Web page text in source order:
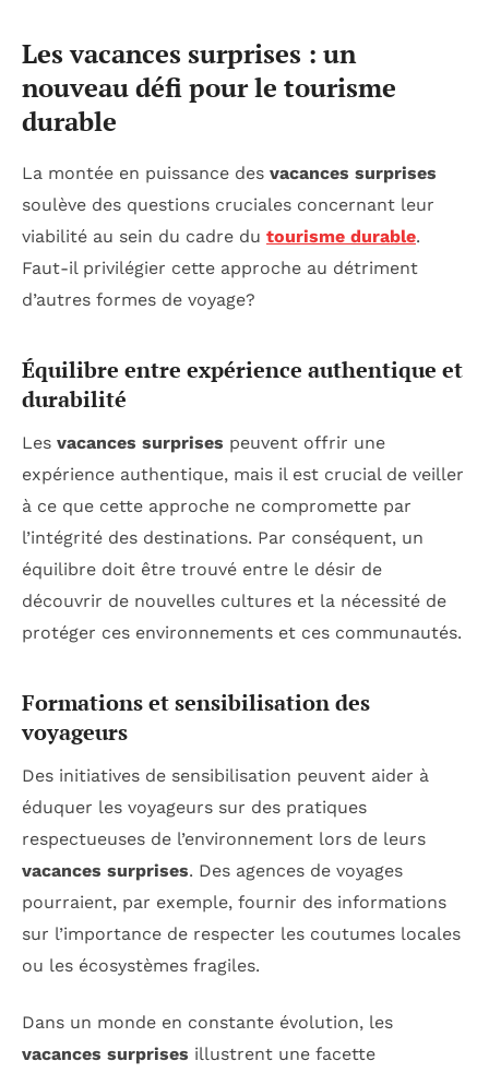
Les vacances surprises : un
nouveau défi pour le tourisme
durable
La montée en puissance des vacances surprises
soulève des questions cruciales concernant leur
viabilité au sein du cadre du tourisme durable.
Faut-il privilégier cette approche au détriment
d’autres formes de voyage?
Équilibre entre expérience authentique et
durabilité
Les vacances surprises peuvent offrir une
expérience authentique, mais il est crucial de veiller
à ce que cette approche ne compromette par
l’intégrité des destinations. Par conséquent, un
équilibre doit être trouvé entre le désir de
découvrir de nouvelles cultures et la nécessité de
protéger ces environnements et ces communautés.
Formations et sensibilisation des
voyageurs
Des initiatives de sensibilisation peuvent aider à
éduquer les voyageurs sur des pratiques
respectueuses de l’environnement lors de leurs
vacances surprises. Des agences de voyages
pourraient, par exemple, fournir des informations
sur l’importance de respecter les coutumes locales
ou les écosystèmes fragiles.
Dans un monde en constante évolution, les
vacances surprises illustrent une facette